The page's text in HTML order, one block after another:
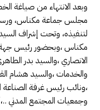
وبعد الانتهاء من صياغة
مجلس جماعة مكناس، ورسم
لتنفيذه، وتحت إشراف
مكناس ،وبحضور رئيس
الانصاري ،والسيد بدر
والخدمات ،والسيد هشام
،ونائب رئيس غرفة الصناعة
وجمعيات المجتمع